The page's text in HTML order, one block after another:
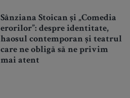
Sânziana Stoican și „Comedia
erorilor”: despre identitate,
haosul contemporan și teatrul
care ne obligă să ne privim
mai atent